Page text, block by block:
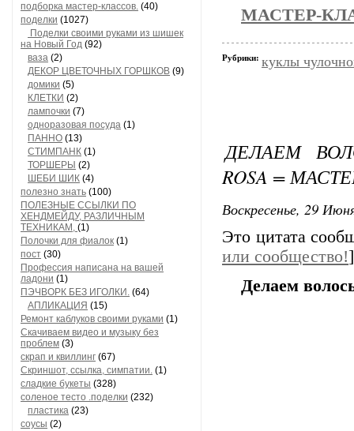
подборка мастер-классов. (40)
поделки (1027)
Поделки своими руками из шишек
на Новый Год (92)
ваза (2)
ДЕКОР ЦВЕТОЧНЫХ ГОРШКОВ (9)
домики (5)
КЛЕТКИ (2)
лампочки (7)
одноразовая посуда (1)
ПАННО (13)
СТИМПАНК (1)
ТОРШЕРЫ (2)
ШЕБИ ШИК (4)
полезно знать (100)
ПОЛЕЗНЫЕ ССЫЛКИ ПО
ХЕНДМЕЙДУ, РАЗЛИЧНЫМ
ТЕХНИКАМ, (1)
Полочки для фиалок (1)
пост (30)
Профессия написана на вашей
ладони (1)
ПЭЧВОРК БЕЗ ИГОЛКИ. (64)
АПЛИКАЦИЯ (15)
Ремонт каблуков своими руками (1)
Скачиваем видео и музыку без
проблем (3)
скрап и квиллинг (67)
Скриншот, ссылка, симпатии. (1)
сладкие букеты (328)
соленое тесто .поделки (232)
пластика (23)
соусы (2)
МАСТЕР-
Рубрики: куклы
ДЕЛАЕМ
ROSA =
Воскресенье, 29
Это цитата
или сообщество!]
Делаем